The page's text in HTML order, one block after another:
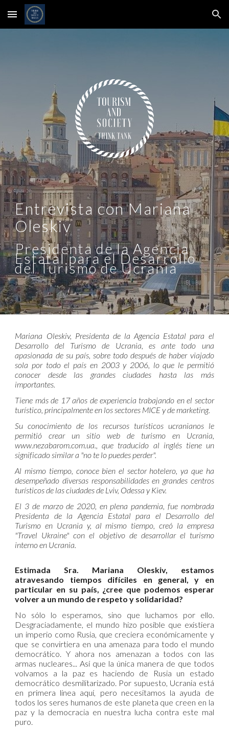
Skip to main content Skip to navigation
Entrevista conMariana
Oleskiv
Presidenta de la Agencia
Estatal para el Desarrollo
del Turismo de Ucrania
Mariana Oleskiv, Presidenta de la Agencia Estatal para el
Desarrollo del Turismo de Ucrania, es ante todo una
apasionada de su país, sobre todo después de haber viajado
sola por todo el país en 2003 y 2006, lo que le permitió
conocer desde las grandes ciudades hasta las más
importantes.
Tiene más de 17 años de experiencia trabajando en el sector
turístico, principalmente en los sectores MICE y de marketing.
Su conocimiento de los recursos turísticos ucranianos le
permitió crear un sitio web de turismo en Ucrania,
www.nezabarom.com.ua., que traducido al inglés tiene un
significado similar a "no te lo puedes perder".
Al mismo tiempo, conoce bien el sector hotelero, ya que ha
desempeñado diversas responsabilidades en grandes centros
turísticos de las ciudades de Lviv, Odessa y Kiev.
El 3 de marzo de 2020, en plena pandemia, fue nombrada
Presidenta de la Agencia Estatal para el Desarrollo del
Turismo en Ucrania y, al mismo tiempo, creó la empresa
"Travel Ukraine" con el objetivo de desarrollar el turismo
interno en Ucrania.
Estimada Sra. Mariana Oleskiv, estamos
atravesando tiempos difíciles en general, y en
particular en su país, ¿cree que podemos esperar
volver a un mundo de respeto y solidaridad?
No sólo lo esperamos, sino que luchamos por ello.
Desgraciadamente, el mundo hizo posible que existiera
un imperio como Rusia, que creciera económicamente y
que se convirtiera en una amenaza para todo el mundo
democrático. Y ahora nos amenazan a todos con las
armas nucleares... Así que la única manera de que todos
volvamos a la paz es haciendo de Rusia un estado
democrático desmilitarizado. Por supuesto, Ucrania está
en primera línea aquí, pero necesitamos la ayuda de
todos los seres humanos de este planeta que creen en la
paz y la democracia en nuestra lucha contra este mal
puro.